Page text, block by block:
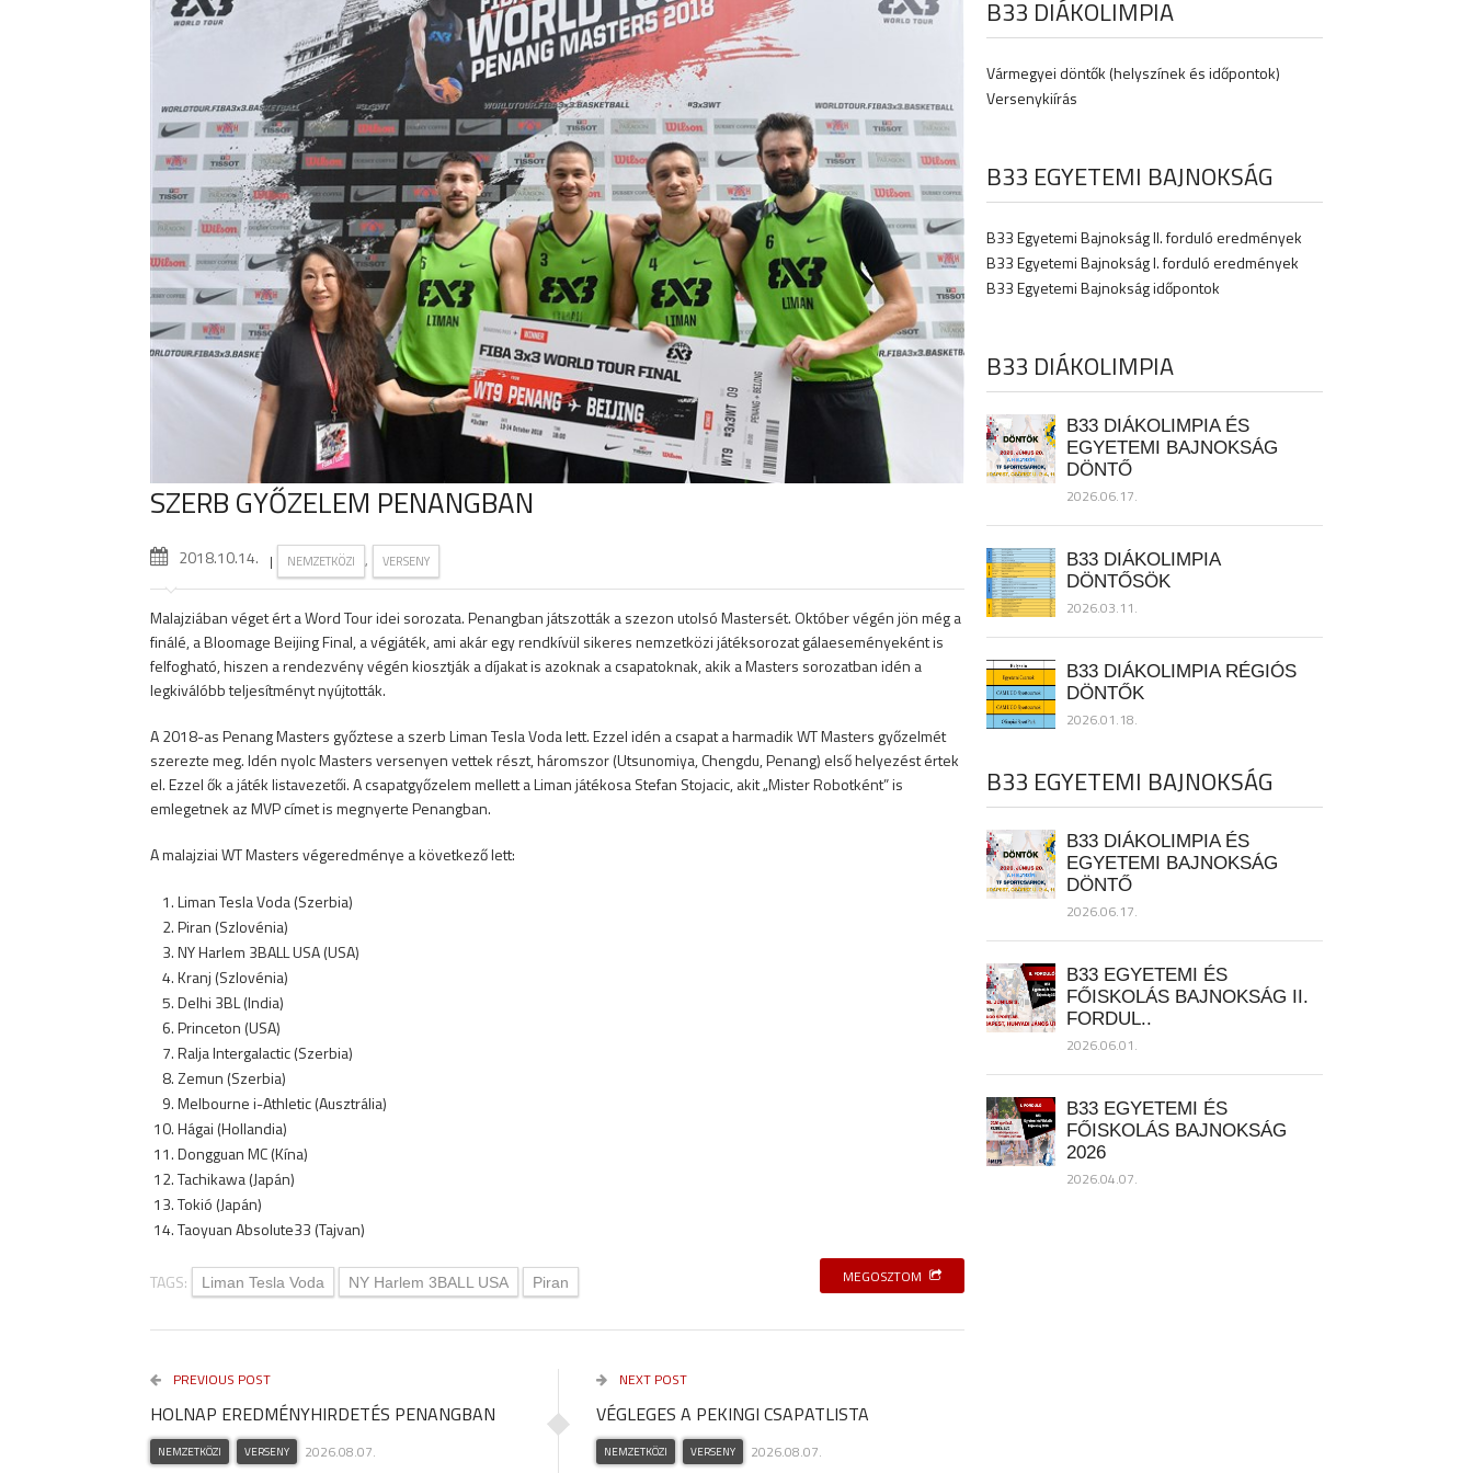
SZERB GYŐZELEM PENANGBAN
2018.10.14. | NEMZETKÖZI , VERSENY
Malajziában véget ért a Word Tour idei sorozata. Penangban játszották a szezon utolsó Mastersét. Október végén jön még a
finálé, a Bloomage Beijing Final, a végjáték, ami akár egy rendkívül sikeres nemzetközi játéksorozat gálaeseményeként is
felfogható, hiszen a rendezvény végén kiosztják a díjakat is azoknak a csapatoknak, akik a Masters sorozatban idén a
legkiválóbb teljesítményt nyújtották.
A 2018-as Penang Masters győztese a szerb Liman Tesla Voda lett. Ezzel idén a csapat a harmadik WT Masters győzelmét
szerezte meg. Idén nyolc Masters versenyen vettek részt, háromszor (Utsunomiya, Chengdu, Penang) első helyezést értek
el. Ezzel ők a játék listavezetői. A csapatgyőzelem mellett a Liman játékosa Stefan Stojacic, akit „Mister Robotként” is
emlegetnek az MVP címet is megnyerte Penangban.
A malajziai WT Masters végeredménye a következő lett:
Liman Tesla Voda (Szerbia)
Piran (Szlovénia)
NY Harlem 3BALL USA (USA)
Kranj (Szlovénia)
Delhi 3BL (India)
Princeton (USA)
Ralja Intergalactic (Szerbia)
Zemun (Szerbia)
Melbourne i-Athletic (Ausztrália)
Hágai (Hollandia)
Dongguan MC (Kína)
Tachikawa (Japán)
Tokió (Japán)
Taoyuan Absolute33 (Tajvan)
TAGS: Liman Tesla Voda NY Harlem 3BALL USA Piran MEGOSZTOM
PREVIOUS POST
HOLNAP EREDMÉNYHIRDETÉS PENANGBAN
NEMZETKÖZI VERSENY 2026.08.07.
NEXT POST
VÉGLEGES A PEKINGI CSAPATLISTA
NEMZETKÖZI VERSENY 2026.08.07.
B33 DIÁKOLIMPIA
Vármegyei döntők (helyszínek és időpontok)
Versenykiírás
B33 EGYETEMI BAJNOKSÁG
B33 Egyetemi Bajnokság II. forduló eredmények
B33 Egyetemi Bajnokság I. forduló eredmények
B33 Egyetemi Bajnokság időpontok
B33 DIÁKOLIMPIA
B33 DIÁKOLIMPIA ÉS
EGYETEMI BAJNOKSÁG
DÖNTŐ
2026.06.17.
B33 DIÁKOLIMPIA
DÖNTŐSÖK
2026.03.11.
B33 DIÁKOLIMPIA RÉGIÓS
DÖNTŐK
2026.01.18.
B33 EGYETEMI BAJNOKSÁG
B33 DIÁKOLIMPIA ÉS
EGYETEMI BAJNOKSÁG
DÖNTŐ
2026.06.17.
B33 EGYETEMI ÉS
FŐISKOLÁS BAJNOKSÁG II.
FORDUL..
2026.06.01.
B33 EGYETEMI ÉS
FŐISKOLÁS BAJNOKSÁG
2026
2026.04.07.